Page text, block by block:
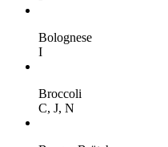
Bolognese
I
Broccoli
C, J, N